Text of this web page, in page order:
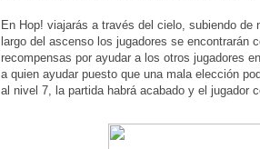
En Hop! viajarás a través del cielo, subiendo
largo del ascenso los jugadores se encontrarán
recompensas por ayudar a los otros jugadores
a quien ayudar puesto que una mala elección
al nivel 7, la partida habrá acabado y el jugador